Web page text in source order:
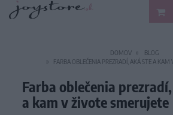
DOMOV
BLOG
FARBA OBLEČENIA PREZRADÍ, AKÁ STE A KAM
Farba oblečenia
a kam v živote smerujete